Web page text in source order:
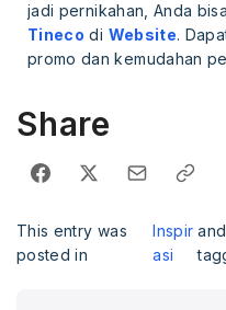
jadi pernikahan, Anda
Tineco di Website.
promo dan kemudahan
Share
This entry was
posted in
Inspir
asi
and